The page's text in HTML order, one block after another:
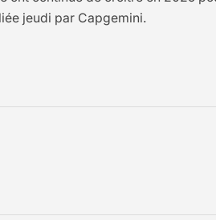
jeudi par Capgemini.